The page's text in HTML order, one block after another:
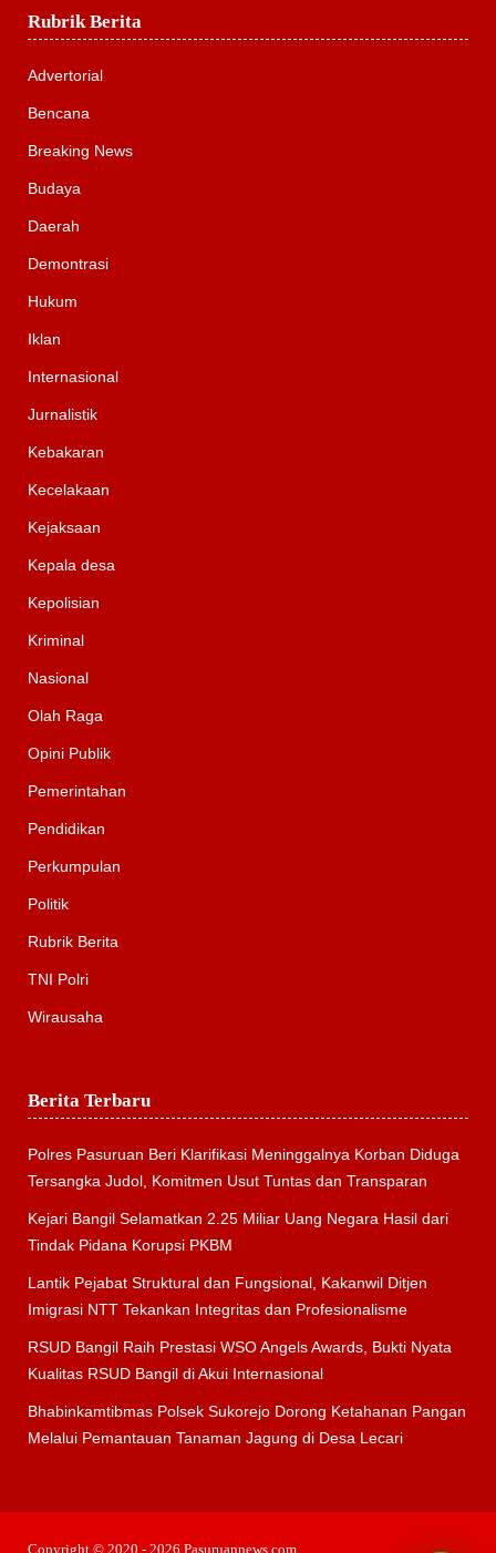
Rubrik Berita
Advertorial
Bencana
Breaking News
Budaya
Daerah
Demontrasi
Hukum
Iklan
Internasional
Jurnalistik
Kebakaran
Kecelakaan
Kejaksaan
Kepala desa
Kepolisian
Kriminal
Nasional
Olah Raga
Opini Publik
Pemerintahan
Pendidikan
Perkumpulan
Politik
Rubrik Berita
TNI Polri
Wirausaha
Berita Terbaru
Polres Pasuruan Beri Klarifikasi Meninggalnya Korban Diduga
Tersangka Judol, Komitmen Usut Tuntas dan Transparan
Kejari Bangil Selamatkan 2.25 Miliar Uang Negara Hasil dari
Tindak Pidana Korupsi PKBM
Lantik Pejabat Struktural dan Fungsional, Kakanwil Ditjen
Imigrasi NTT Tekankan Integritas dan Profesionalisme
RSUD Bangil Raih Prestasi WSO Angels Awards, Bukti Nyata
Kualitas RSUD Bangil di Akui Internasional
Bhabinkamtibmas Polsek Sukorejo Dorong Ketahanan Pangan
Melalui Pemantauan Tanaman Jagung di Desa Lecari
Copyright © 2020 - 2026 Pasuruannews.com